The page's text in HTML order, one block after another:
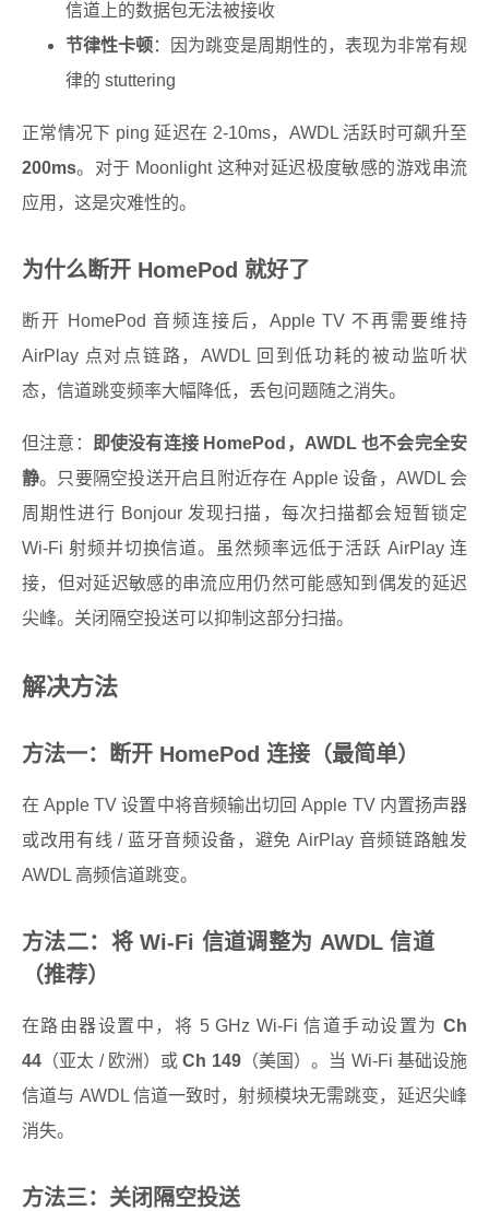
信道上的数据包无法被接收
节律性卡顿：因为跳变是周期性的，表现为非常有规
律的 stuttering
正常情况下 ping 延迟在 2-10ms，AWDL 活跃时可飙升至
200ms。对于 Moonlight 这种对延迟极度敏感的游戏串流
应用，这是灾难性的。
为什么断开 HomePod 就好了
断开 HomePod 音频连接后，Apple TV 不再需要维持
AirPlay 点对点链路，AWDL 回到低功耗的被动监听状
态，信道跳变频率大幅降低，丢包问题随之消失。
但注意：
即使没有连接 HomePod，AWDL 也不会完全安
静。只要隔空投送开启且附近存在 Apple 设备，AWDL 会
周期性进行 Bonjour 发现扫描，每次扫描都会短暂锁定
Wi-Fi 射频并切换信道。虽然频率远低于活跃 AirPlay 连
接，但对延迟敏感的串流应用仍然可能感知到偶发的延迟
尖峰。关闭隔空投送可以抑制这部分扫描。
解决方法
方法一：断开 HomePod 连接（最简单）
在 Apple TV 设置中将音频输出切回 Apple TV 内置扬声器
或改用有线 / 蓝牙音频设备，避免 AirPlay 音频链路触发
AWDL 高频信道跳变。
方法二：将 Wi-Fi 信道调整为 AWDL 信道
（推荐）
在路由器设置中，将 5 GHz Wi-Fi 信道手动设置为 Ch
44 （亚太 / 欧洲）或Ch 149（美国）。当 Wi-Fi 基础设施
信道与 AWDL 信道一致时，射频模块无需跳变，延迟尖峰
消失。
方法三：关闭隔空投送